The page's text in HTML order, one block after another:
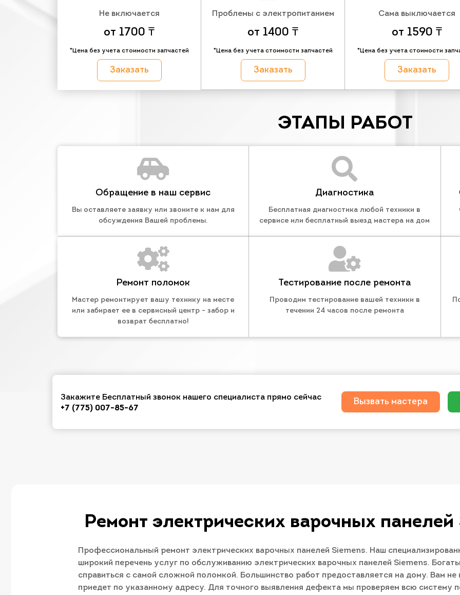
Не включается
от 1700 ₸
*Цена без учета стоимости запчастей
Заказать
Проблемы с электропитанием
от 1400 ₸
*Цена без учета стоимости запчастей
Заказать
Сама выключается
от 1590 ₸
*Цена без учета стоимости
Заказать
ЭТАПЫ РАБОТ
Обращение в наш сервис
Вы оставляете заявку или звоните к нам для
обсуждения Вашей проблемы.
Диагностика
Бесплатная диагностика любой техники в
сервисе или бесплатный выезд мастера на дом
Ремонт поломок
Мастер ремонтирует вашу технику на месте
или забирает ее в сервисный центр - забор и
возврат бесплатно!
Тестирование после ремонта
Проводим тестирование вашей техники в
течении 24 часов после ремонта
Закажите Бесплатный звонок нашего специалиста прямо сейчас
+7 (775) 007-85-67
Вызвать мастера
Ремонт электрических варочных
Профессиональный ремонт электрических варочных панелей Siemens. Наш
широкий перечень услуг по обслуживанию электрических варочных панелей Siemens.
справиться с самой сложной поломкой. Большинство работ предоставляется на дому. Вам не
приедет по указанному адресу. Для точного выявления дефекта мы проверяем всю